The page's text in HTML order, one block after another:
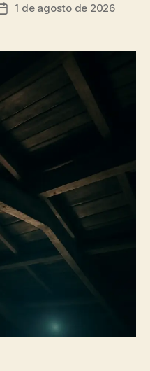
Data1 de agosto de 2026